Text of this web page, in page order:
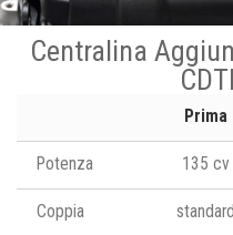
Centralina
Prima
Potenza 135 cv
Coppia standard